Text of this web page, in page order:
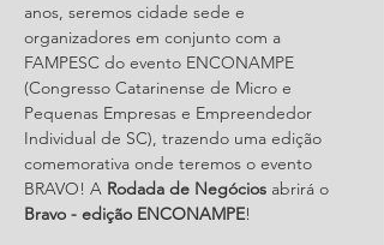
anos, seremos cidade sede e
organizadores em conjunto com a
FAMPESC do evento ENCONAMPE
(Congresso Catarinense de Micro e
Pequenas Empresas e Empreendedor
Individual de SC), trazendo uma edição
comemorativa onde teremos o evento
BRAVO! A Rodada de Negócios abrirá o
Bravo - edição ENCONAMPE!